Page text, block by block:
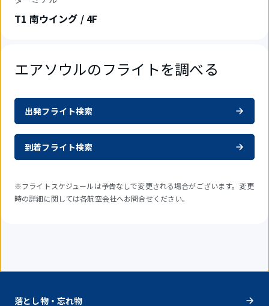
T1 南ウイング / 4F
エアソウルのフライトを調べる
出発フライト検索
到着フライト検索
※フライトスケジュールは予告なしで変更される場合がございます。変更
時の詳細に関しては各航空会社へお問合せください。
落とし物・忘れ物